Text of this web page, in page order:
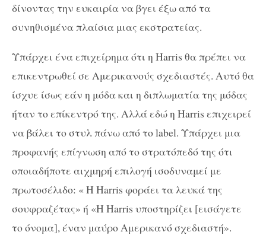
δίνοντας την ευκαιρία να βγει έξω από τα
συνηθισμένα πλαίσια μιας εκστρατείας.
Υπάρχει ένα επιχείρημα ότι η Harris θα πρέπει να
επικεντρωθεί σε Αμερικανούς σχεδιαστές. Αυτό θα
ίσχυε ίσως εάν η μόδα και η διπλωματία της μόδας
ήταν το επίκεντρό της. Αλλά εδώ η Harris επιχειρεί
να βάλει το στυλ πάνω από το label. Υπάρχει μια
προφανής επίγνωση από το στρατόπεδό της ότι
οποιαδήποτε αιχμηρή επιλογή ισοδυναμεί με
πρωτοσέλιδο: « H Harris φοράει τα λευκά της
σουφραζέτας» ή «Η Harris υποστηρίζει [εισάγετε
το όνομα], έναν μαύρο Αμερικανό σχεδιαστή».